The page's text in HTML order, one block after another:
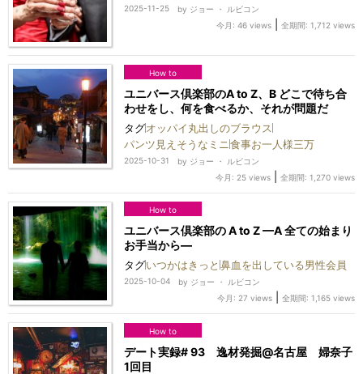
2025-11-25 by ジョー ・ ルビコン
今月: 46 views
全期間: 1,712 views
How to
ユニバース倶楽部のA to Z、B どこで待ち合
わせをし、何を食べるか、それが問題だ
タグオッパイ丸出しのブラウス
パンツ見えそうなミニ 食事お一人様三万
2025-10-31 by ジョー ・ ルビコン
今月: 25 views
全期間: 1,270 views
How to
ユニバース倶楽部の A to Z —A 全ての始まり
お手当から—
タグいつかはきっと 鼻血を出している男性会員
2025-10-04 by ジョー ・ ルビコン
今月: 27 views
全期間: 1,165 views
How to
デート実録# 93 逸材発掘@名古屋 婦奈子
1回目